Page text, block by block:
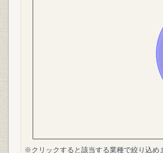
※クリックすると該当する業種で絞り込め